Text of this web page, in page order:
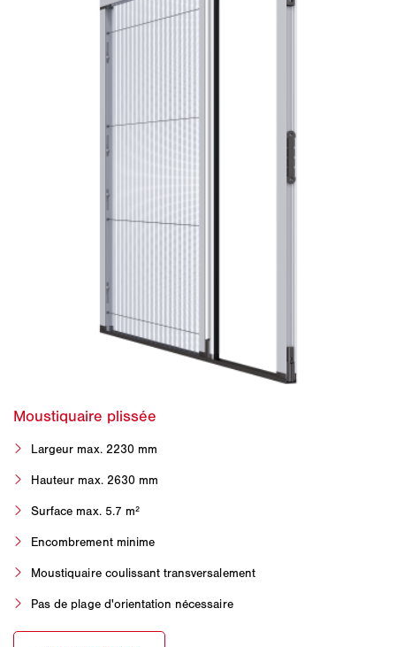
Largeur max. 2230 mm
Hauteur max. 2630 mm
Surface max. 5.7 m²
Encombrement minime
Moustiquaire coulissant transversalement
Pas de plage d'orientation nécessaire